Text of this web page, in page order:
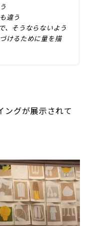
違う
、そうならないよう
けるために量を描
ングが展示されて